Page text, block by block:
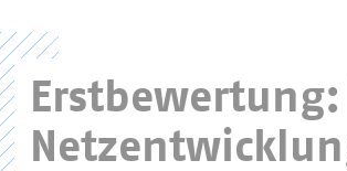
Erstbewertung: